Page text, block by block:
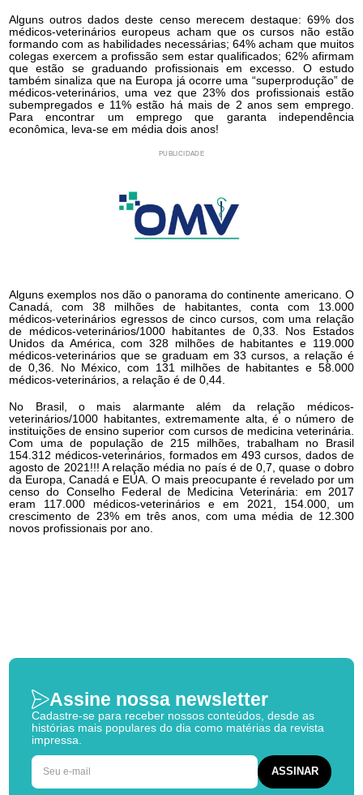
Alguns outros dados deste censo merecem destaque: 69% dos
médicos-veterinários europeus acham que os cursos não estão
formando com as habilidades necessárias; 64% acham que muitos
colegas exercem a profissão sem estar qualificados; 62% afirmam
que estão se graduando profissionais em excesso. O estudo
também sinaliza que na Europa já ocorre uma “superprodução” de
médicos-veterinários, uma vez que 23% dos profissionais estão
subempregados e 11% estão há mais de 2 anos sem emprego.
Para encontrar um emprego que garanta independência
econômica, leva-se em média dois anos!
PUBLICIDADE
Alguns exemplos nos dão o panorama do continente americano. O
Canadá, com 38 milhões de habitantes, conta com 13.000
médicos-veterinários egressos de cinco cursos, com uma relação
de médicos-veterinários/1000 habitantes de 0,33. Nos Estados
Unidos da América, com 328 milhões de habitantes e 119.000
médicos-veterinários que se graduam em 33 cursos, a relação é
de 0,36. No México, com 131 milhões de habitantes e 58.000
médicos-veterinários, a relação é de 0,44.
No Brasil, o mais alarmante além da relação médicos-
veterinários/1000 habitantes, extremamente alta, é o número de
instituições de ensino superior com cursos de medicina veterinária.
Com uma de população de 215 milhões, trabalham no Brasil
154.312 médicos-veterinários, formados em 493 cursos, dados de
agosto de 2021!!! A relação média no país é de 0,7, quase o dobro
da Europa, Canadá e EUA. O mais preocupante é revelado por um
censo do Conselho Federal de Medicina Veterinária: em 2017
eram 117.000 médicos-veterinários e em 2021, 154.000, um
crescimento de 23% em três anos, com uma média de 12.300
novos profissionais por ano.
Assine nossa newsletter
Cadastre-se para receber nossos conteúdos, desde as
histórias mais populares do dia como matérias da revista
impressa.